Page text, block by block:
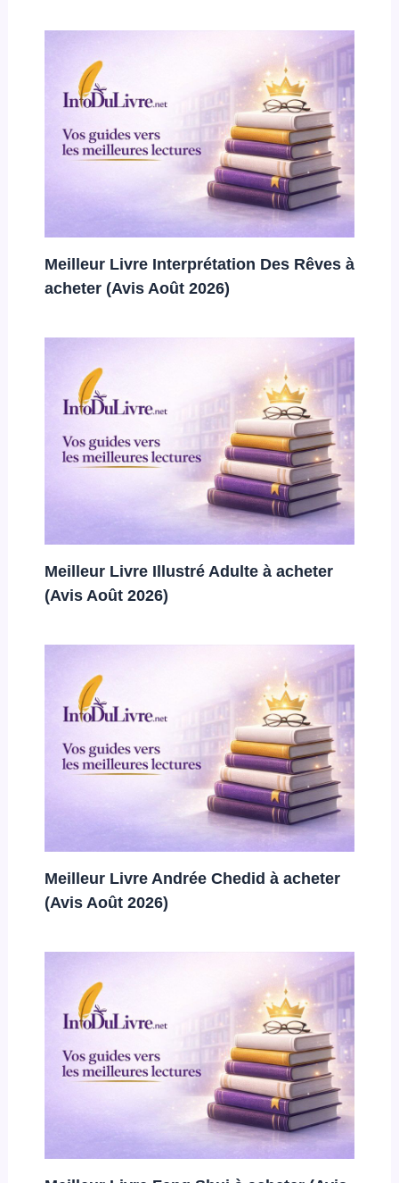
Meilleur Livre Interprétation Des Rêves à
acheter (Avis Août 2026)
Meilleur Livre Illustré Adulte à acheter
(Avis Août 2026)
Meilleur Livre Andrée Chedid à acheter
(Avis Août 2026)